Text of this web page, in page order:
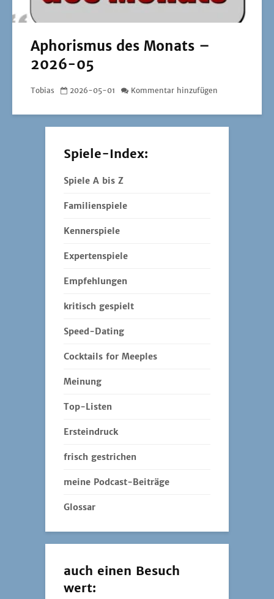
Aphorismus des Monats –
2026-05
Tobias 2026-05-01 Kommentar hinzufügen
Spiele-Index:
Spiele A bis Z
Familienspiele
Kennerspiele
Expertenspiele
Empfehlungen
kritisch gespielt
Speed-Dating
Cocktails for Meeples
Meinung
Top-Listen
Ersteindruck
frisch gestrichen
meine Podcast-Beiträge
Glossar
auch einen Besuch
wert: